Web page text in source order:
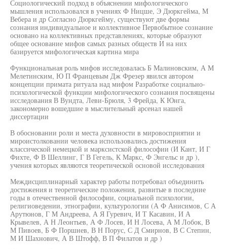
Социологический подход в объяснении мифологического
мышления использовался в учениях Ф Ницше, Э Дюркгейма, М
Вебера и др Согласно Дюркгейму, существуют две формы
сознания индивидуальное и коллективное Первобытное сознание
основано на коллективных представлениях, которые образуют
общее основание мифов самых разных обществ И на них
базируется мифологическая картина мира
Функциональная роль мифов исследовалась Б Малиновским, А М
Мелетинским, Ю П Францевым Дж Фрезер явился автором
концепции примата ритуала над мифом Разработке социально-
психологической функции мифологического сознания посвящены
исследования В Вундта, Леви-Брюля, 3 Фрейда, К Юнга,
закономерно вошедшие в мыслительный арсенал нашей
диссертации
В обосновании роли и места духовности в мировосприятии и
мироистолковании человека использовались достижения
классической немецкой и марксистской философии (И Кант, И Г
Фихте, Ф В Шеллинг, Г В Гегель, К Маркс, Ф Энгельс и др ),
учения которых являются теоретической основой исследования
Междисциплинарный характер работы потребовал объединить
достижения и теоретические положения, развитые в последние
годы в отечественной философии, социальной психологии,
религиоведении, этнографии, культурологии (А Ф Анисимов, С А
Арутюнов, Г М Андреева, А Я Гуревич, И Т Касавин, И А
Крывелев, А Н Леонтьев, А Ф Лосев, И Н Лосева, А М Лобок, В
М Пивоев, Б Ф Поршнев, В Н Порус, С Д Смирнов, В С Степин,
М И Шахнович, А В Штофф, В П Филатов и др )